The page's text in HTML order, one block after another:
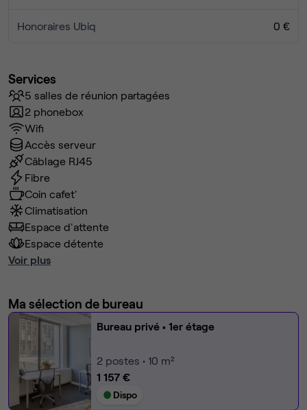
Honoraires Ubiq 0 €
Services
5 salles de réunion partagées
2 phonebox
Wifi
Accès serveur
Câblage RJ45
Fibre
Coin cafet'
Climatisation
Espace d'attente
Espace détente
Voir plus
Ma sélection de bureau
Bureau privé • 1er étage
2 postes • 10 m²
1 157 €
Dispo